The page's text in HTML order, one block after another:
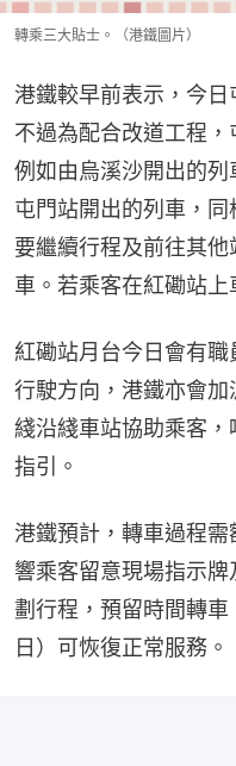
轉乘三大貼士。（港鐵圖片）
港鐵較早前表示，今日
不過為配合改道工程，
例如由烏溪沙開出的
屯門站開出的列車，
要繼續行程及前往其
車。若乘客在紅磡站上
紅磡站月台今日會有
行駛方向，港鐵亦會
綫沿綫車站協助乘客
指引。
港鐵預計，轉車過程
響乘客留意現場指示
劃行程，預留時間轉
日）可恢復正常服務。